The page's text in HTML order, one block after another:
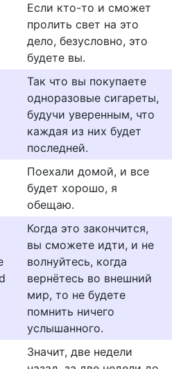
Если кто-то и сможет
пролить свет на это
дело, безусловно, это
будете вы.
Так что вы покупаете
одноразовые сигареты,
будучи уверенным, что
каждая из них будет
последней.
Поехали домой, и все
будет хорошо, я
обещаю.
Когда это закончится,
вы сможете идти, и не
волнуйтесь, когда
вернётесь во внешний
мир, то не будете
помнить ничего
услышанного.
Значит, две недели